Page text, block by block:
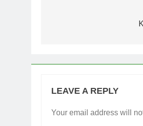
LEAVE A REPLY
Your email address will